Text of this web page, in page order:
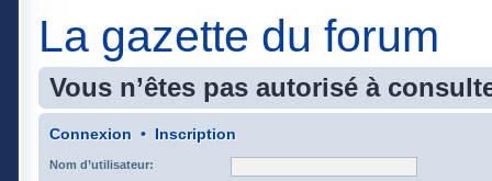
La gazette du forum
Vous n’êtes pas autorisé à
Connexion • Inscription
Nom d’utilisateur: